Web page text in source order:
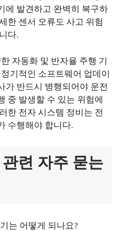
에 발견하고 완벽히 복구하
한 센서 오류도 사고 위험
다.
자동화 및 반자율 주행 기
기적인 소프트웨어 업데이
가 반드시 병행되어야 운전
중 발생할 수 있는 위험에
한 전자 시스템 정비는 전
수행해야 합니다.
련 자주 묻는
는 어떻게 되나요?